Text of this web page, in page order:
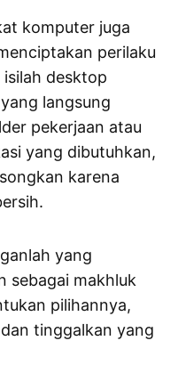
komputer juga
perilaku
desktop
langsung
pekerjaan atau
yang dibutuhkan,
karena
yang
sebagai makhluk
pilihannya,
tinggalkan yang